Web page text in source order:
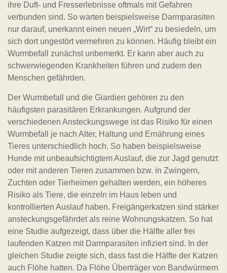
ihre Duft- und Fresserlebnisse oftmals mit Gefahren
verbunden sind. So warten beispielsweise Darmparasiten
nur darauf, unerkannt einen neuen „Wirt“ zu besiedeln, um
sich dort ungestört vermehren zu können. Häufig bleibt ein
Wurmbefall zunächst unbemerkt. Er kann aber auch zu
schwerwiegenden Krankheiten führen und zudem den
Menschen gefährden.
Der Wurmbefall und die Giardien gehören zu den
häufigsten parasitären Erkrankungen. Aufgrund der
verschiedenen Ansteckungswege ist das Risiko für einen
Wurmbefall je nach Alter, Haltung und Ernährung eines
Tieres unterschiedlich hoch. So haben beispielsweise
Hunde mit unbeaufsichtigtem Auslauf, die zur Jagd genutzt
oder mit anderen Tieren zusammen bzw. in Zwingern,
Zuchten oder Tierheimen gehalten werden, ein höheres
Risiko als Tiere, die einzeln im Haus leben und
kontrollierten Auslauf haben. Freigängerkatzen sind stärker
ansteckungsgefährdet als reine Wohnungskatzen. So hat
eine Studie aufgezeigt, dass über die Hälfte aller frei
laufenden Katzen mit Darmparasiten infiziert sind. In der
gleichen Studie zeigte sich, dass fast die Hälfte der Katzen
auch Flöhe hatten. Da Flöhe Überträger von Bandwürmern